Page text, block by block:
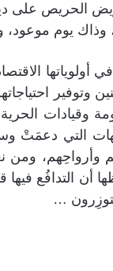
الحريص على
يوم موعود،
أولوياتها
وتوفير
الحرية
التي
ومن نعم
فيها
…